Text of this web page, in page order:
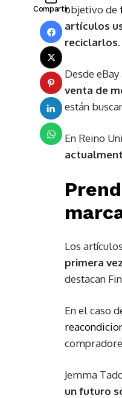
Compartirobjetivo de
artículos
reciclarlos
Desde
venta de
están
En Reino
Los
primera
destacan
En el caso
Jemma
un futuro